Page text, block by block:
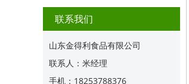
联系我们
山东金得利食品有限公司
联系人：米经理
手机：18253788376